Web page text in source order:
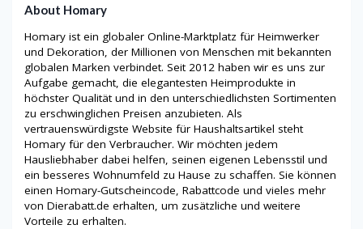
About Homary
Homary ist ein globaler Online-Marktplatz für Heimwerker
und Dekoration, der Millionen von Menschen mit bekannten
globalen Marken verbindet. Seit 2012 haben wir es uns zur
Aufgabe gemacht, die elegantesten Heimprodukte in
höchster Qualität und in den unterschiedlichsten Sortimenten
zu erschwinglichen Preisen anzubieten. Als
vertrauenswürdigste Website für Haushaltsartikel steht
Homary für den Verbraucher. Wir möchten jedem
Hausliebhaber dabei helfen, seinen eigenen Lebensstil und
ein besseres Wohnumfeld zu Hause zu schaffen. Sie können
einen Homary-Gutscheincode, Rabattcode und vieles mehr
von Dierabatt.de erhalten, um zusätzliche und weitere
Vorteile zu erhalten.